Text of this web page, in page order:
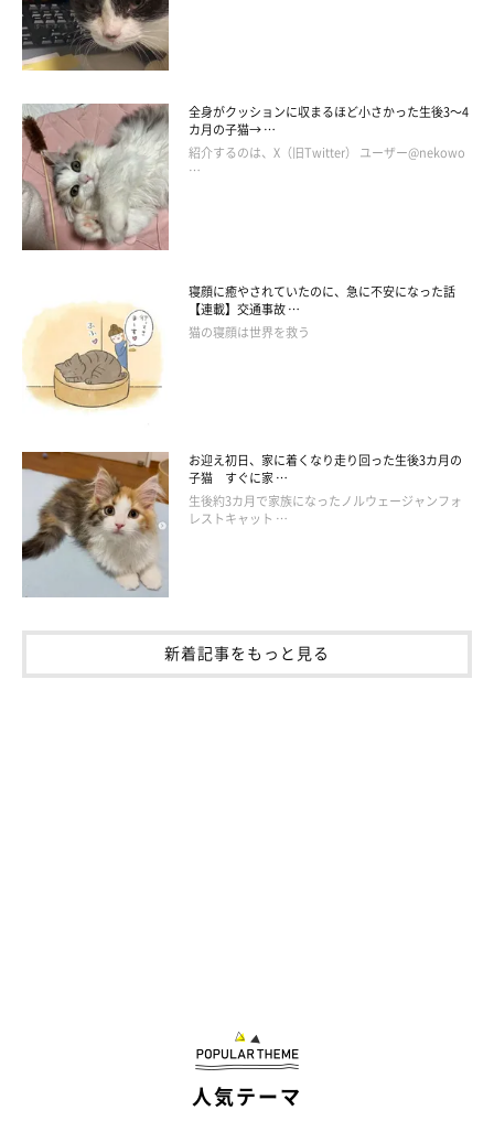
全身がクッションに収まるほど小さかった生後3～4
カ月の子猫→ …
紹介するのは、X（旧Twitter） ユーザー@nekowo
…
寝顔に癒やされていたのに、急に不安になった話
【連載】交通事故 …
猫の寝顔は世界を救う
お迎え初日、家に着くなり走り回った生後3カ月の
子猫 すぐに家 …
生後約3カ月で家族になったノルウェージャンフォ
レストキャット …
新着記事をもっと見る
人気テーマ